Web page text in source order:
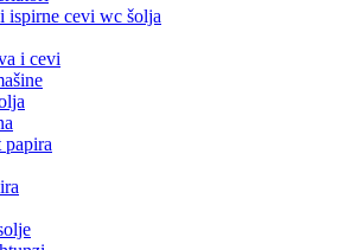
ispirne cevi wc šolja
i cevi
papira